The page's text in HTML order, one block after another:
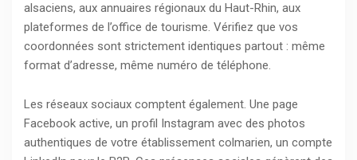
alsaciens, aux annuaires régionaux du Haut-Rhin, aux
plateformes de l’office de tourisme. Vérifiez que vos
coordonnées sont strictement identiques partout : même
format d’adresse, même numéro de téléphone.
Les réseaux sociaux comptent également. Une page
Facebook active, un profil Instagram avec des photos
authentiques de votre établissement colmarien, un compte